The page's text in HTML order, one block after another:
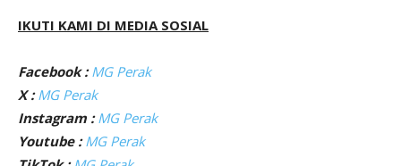
IKUTI KAMI DI MEDIA SOSIAL
Facebook : MG Perak
X : MG Perak
Instagram : MG Perak
Youtube : MG Perak